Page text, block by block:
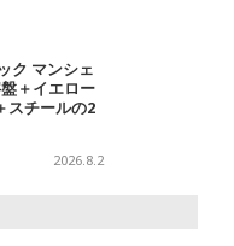
ク マンシェ
＋イエロー
スチールの2
2026.8.2